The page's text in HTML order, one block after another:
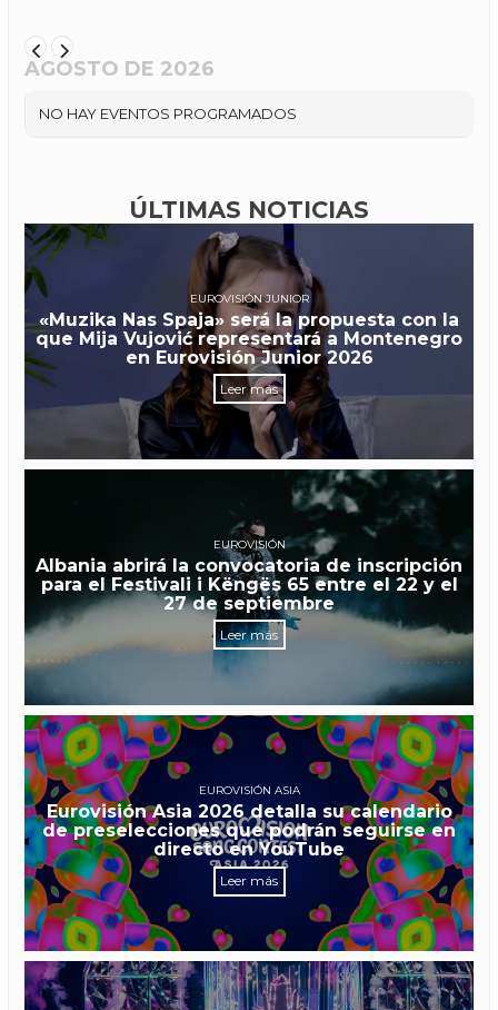
AGOSTO DE 2026
NO HAY EVENTOS PROGRAMADOS
ÚLTIMAS NOTICIAS
EUROVISIÓN JUNIOR
«Muzika Nas Spaja» será la propuesta con la
que Mija Vujović representará a Montenegro
en Eurovisión Junior 2026
Leer más
EUROVISIÓN
Albania abrirá la convocatoria de inscripción
para el Festivali i Këngës 65 entre el 22 y el
27 de septiembre
Leer más
EUROVISIÓN ASIA
Eurovisión Asia 2026 detalla su calendario
de preselecciones que podrán seguirse en
directo en YouTube
Leer más